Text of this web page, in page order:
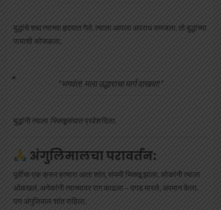
बुद्धांचे शब्द त्याच्या हृदयात गेले. त्याला आपला अपराध समजला. तो बुद्धांच्या
पायाशी कोसळला.
“भगवंत! मला उद्धाराचा मार्ग दाखवा!”
बुद्धांनी त्याला भिक्खूसंघात प्रवेशदिला.
अंगुलिमालचा परावर्तन:
पूर्वीचा एक क्रूर हत्यारा आता शांत, संयमी भिक्खू झाला. लोकांनी त्याला
ओळखलं, अनेकांनी त्याच्यावर राग काढला – दगड मारले, अपमान केला.
पण अंगुलिमाल शांत राहिला.